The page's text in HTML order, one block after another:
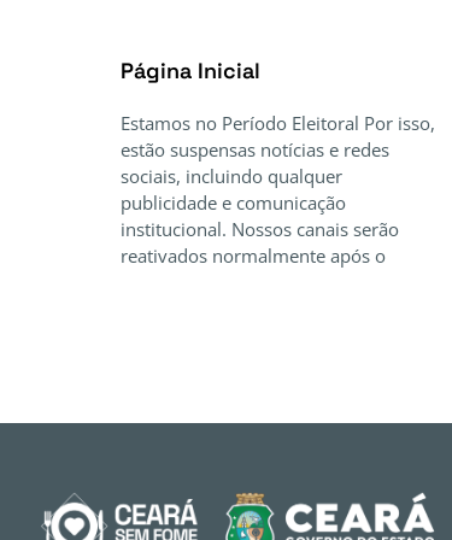
Página Inicial
Estamos no Período Eleitoral Por isso,
estão suspensas notícias e redes
sociais, incluindo qualquer
publicidade e comunicação
institucional. Nossos canais serão
reativados normalmente após o